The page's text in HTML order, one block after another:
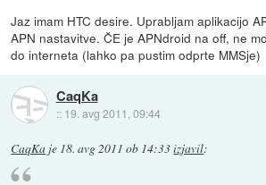
Jaz imam HTC desire. Uprabljam aplikacijo
APN nastavitve. ČE je APNdroid na off, ne
do interneta (lahko pa pustim odprte MMSje)
CaqKa
:: 19. avg 2011, 09:44
CaqKa je 18. avg 2011 ob 14:33izjavil: